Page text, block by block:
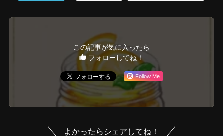
この記事が気に入ったら
フォローしてね！
Follow Me
よかったらシェアしてね！